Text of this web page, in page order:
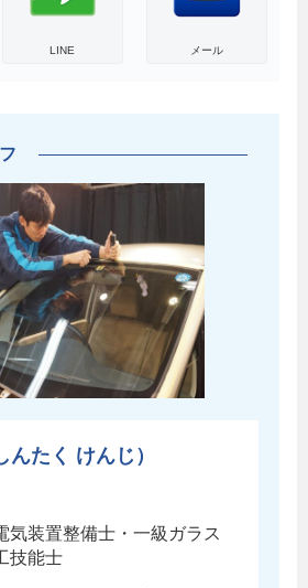
LINE メール
たく けんじ）
気装置整備士・一級ガラス
技能士